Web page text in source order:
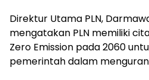
Direktur Utama PLN,
mengatakan PLN memiliki
Zero Emission pada 2060
pemerintah dalam